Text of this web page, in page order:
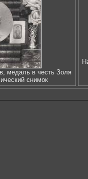
медаль в честь Золя
снимок